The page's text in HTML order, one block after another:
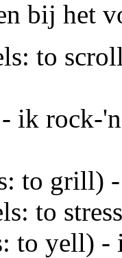
bij het
to
ik rock-
to grill)
to
to yell) -